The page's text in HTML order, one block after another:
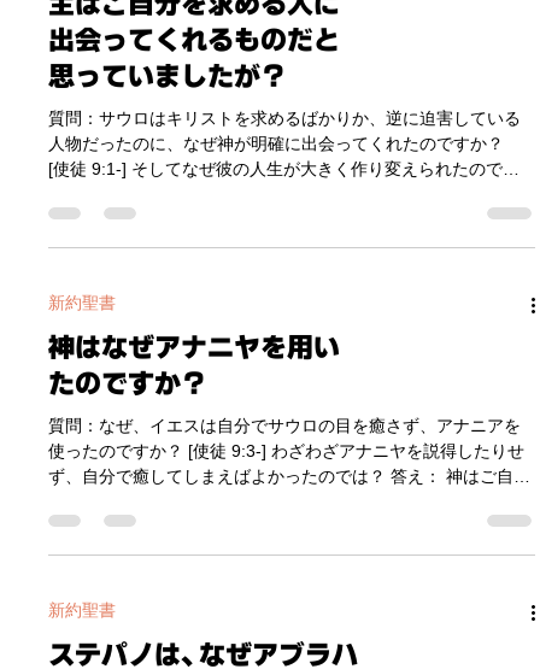
実際は、十二使徒たちのほとんどがイスラエル以外の地域、
国々に出て行って福音を伝えたという記録があります。 下の地
図をご覧になると分かりますが、１２使徒たちをはじめ、それ
に続く７０人の弟子たち、さらには５００人の復活の目撃者た
ち、それからペンテコステの日に加えられた 3,000人の弟子た
ちが、それぞれ福音を携えてさまざまな地域に遣わされたとい
うのが現実です。特に１２使徒たちによって、東はイラン、北
はロシア、南はエジプト、さらに遠東インドまで福音が伝わっ
たとされています。 このように神の視点から見ると、アジアや
新約聖書
主はご自分を求める人に
出会ってくれるものだと
思っていましたが？
質問：サウロはキリストを求めるばかりか、逆に迫害している
[使徒 9:1-] そしてなぜ彼の人生が大きく作り変えられたのでし
ょうか？ 答え： 神は人の心の奥底を読まれるお方です。 主
で注目するのは、｢主を求めるにもたくさんの方法と表現があ
迫害していましたが、心の中では、本物の神を求め続けてお
り、本物の神を熱心に追求するという心が、彼の ｢迫害｣ という
方法で表現されたのだと思います。事実、ギリシャ語では、｢強
く追い求める｣ という言葉と ｢迫害｣ は同じ言葉なのです。 そう
いう意味では、パウロは、クリスチャンを迫害していたもの
の、同時に ｢主を求めている者｣ でもあったのでしょう。神はパ
のだと思います。 彼の人生が大きく用いられたのは、彼が迫害
のために使っていた激しい追求心をキリストに向けたからだと
新約聖書
神はなぜアナニヤを用い
たのですか？
質問：なぜ、イエスは自分でサウロの目を癒さず、アナニアを
ず、自分で癒してしまえばよかったのでは？ 答え： 神はご自分
が立てた原則に忠実なお方だからです。 神が直接パウロの目を
神は、人間に触れるために直接的に手を出すことはされな
権威と力を与えられたので、神が直接 人間に関わることはでき
新約聖書